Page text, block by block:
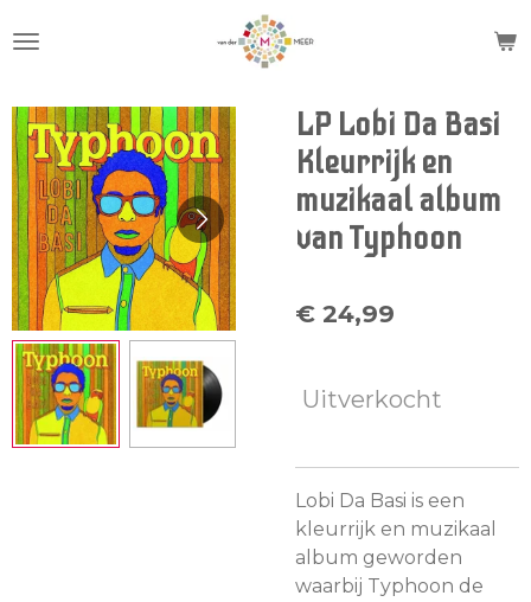
direct
de
hoofdinhoud
LP Lobi Da Basi
Kleurrijk en
muzikaal album
van Typhoon
€ 24,99
Uitverkocht
Lobi Da Basi is een
kleurrijk en muzikaal
album geworden
waarbij Typhoon de